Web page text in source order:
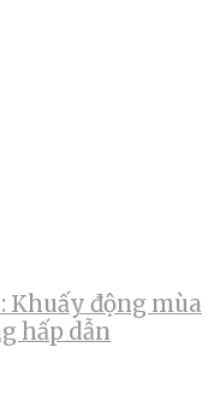
Khuấy động mùa
hấp dẫn